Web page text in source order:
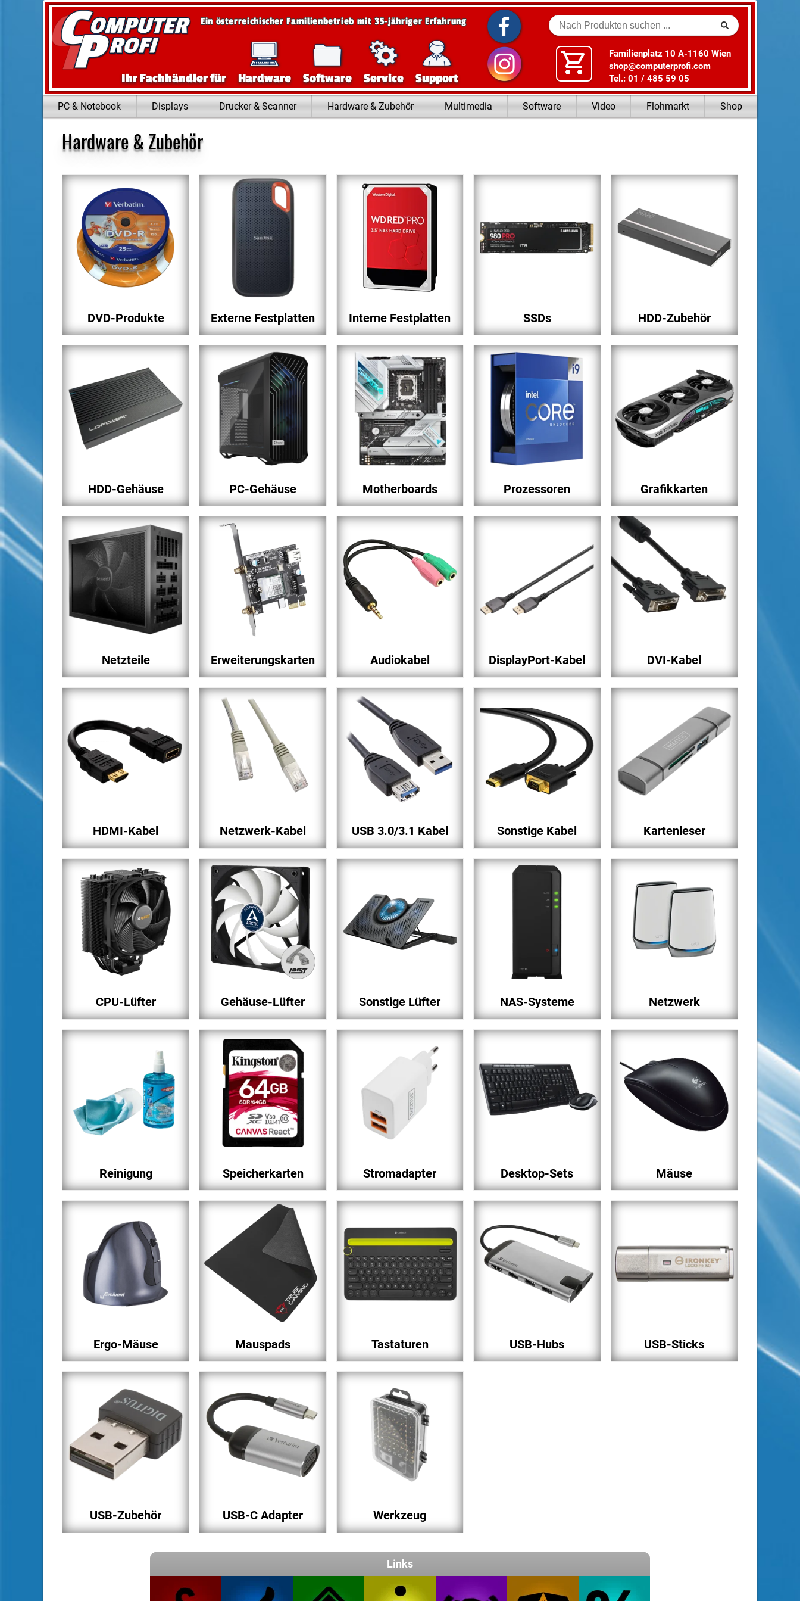
Zum Inhalt springen
Ein österreichischer Familienbetrieb mit 35‑jähriger Erfahrung
Ihr Fachhändler für Hardware Software Service Support
Suche
Familienplatz 10 A-1160 Wien
shop@computerprofi.com
Tel.: 01 / 485 59 05
PC & Notebook Displays Drucker & Scanner Hardware & Zubehör Multimedia Software Video Flohmarkt Shop
Hardware & Zubehör
DVD-Produkte Externe Festplatten Interne Festplatten SSDs HDD-Zubehör
HDD-Gehäuse PC-Gehäuse Motherboards Prozessoren Grafikkarten
Netzteile Erweiterungskarten Audiokabel DisplayPort-Kabel DVI-Kabel
HDMI-Kabel Netzwerk-Kabel USB 3.0/3.1 Kabel Sonstige Kabel Kartenleser
CPU-Lüfter Gehäuse-Lüfter Sonstige Lüfter NAS-Systeme Netzwerk
Reinigung Speicherkarten Stromadapter Desktop-Sets Mäuse
Ergo-Mäuse Mauspads Tastaturen USB-Hubs USB-Sticks
USB-Zubehör USB-C Adapter Werkzeug
Links